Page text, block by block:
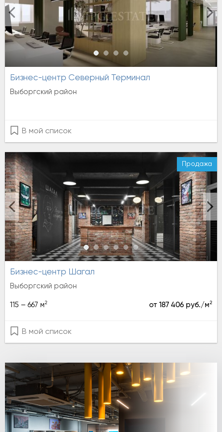
Бизнес-центр Северный Терминал
Выборгский район
В мой список
Продажа
Бизнес-центр Шагал
Выборгский район
115 – 667 м2 от 187 406 руб./м2
В мой список